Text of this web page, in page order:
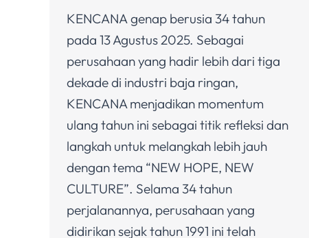
KENCANA genap berusia 34 tahun
pada 13 Agustus 2025. Sebagai
perusahaan yang hadir lebih dari tiga
dekade di industri baja ringan,
KENCANA menjadikan momentum
ulang tahun ini sebagai titik refleksi dan
langkah untuk melangkah lebih jauh
dengan tema “NEW HOPE, NEW
CULTURE”. Selama 34 tahun
perjalanannya, perusahaan yang
didirikan sejak tahun 1991 ini telah